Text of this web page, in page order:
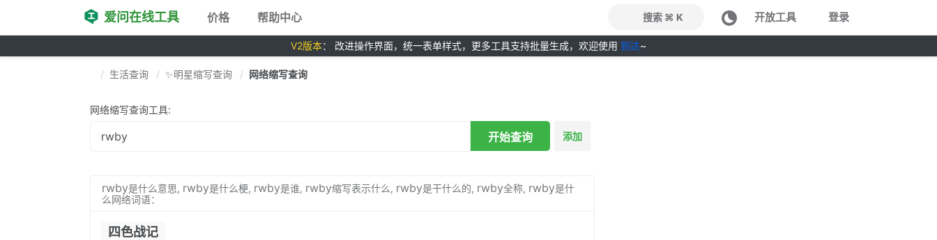
爱问在线工具 价格 帮助中心 搜索 ⌘ K 开放工具 登录
V2版本： 改进操作界面，统一表单样式，更多工具支持批量生成，欢迎使用 到达~
生活查询 ✨明星缩写查询 网络缩写查询
网络缩写查询工具:
开始查询 添加
rwby是什么意思, rwby是什么梗, rwby是谁, rwby缩写表示什么, rwby是干什么的, rwby全称, rwby是什
么网络词语：
四色战记